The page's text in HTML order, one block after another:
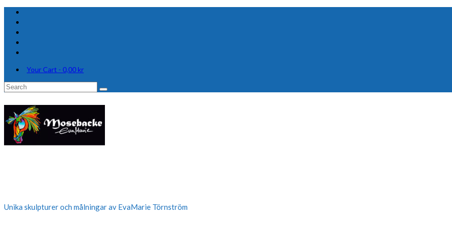
Your Cart - 0,00kr
Search
Unika skulpturer och målningar av EvaMarie Törnström